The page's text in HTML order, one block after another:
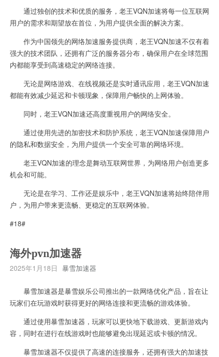
通过独创的技术和优质的服务，老王VQN加速将每一位互联网
用户的需求和期望放在首位，为用户提供全面的解决方案。
作为中国领先的网络加速服务提供商，老王VQN加速不仅有着
强大的技术团队，还拥有广泛的服务器分布，确保用户在全球范围
内都能享受到高速稳定的网络连接。
无论是网络游戏、在线视频还是实时通讯应用，老王VQN加速
都能有效减少延迟和卡顿现象，保障用户畅快的上网体验。
同时，老王VQN加速还高度重视用户的网络安全。
通过使用先进的加密技术和防护系统，老王VQN加速保障用户
的隐私和数据安全，为用户提供一个安全可靠的网络环境。
老王VQN加速的理念是舞动互联网世界，为网络用户创造更多
机会和可能。
无论是在学习、工作还是娱乐中，老王VQN加速将始终陪伴用
户，为用户带来更流畅、更稳定的互联网体验。
#18#
海外pvn加速器
2025年1月18日 暴雪加速器
暴雪加速器是暴雪娱乐公司推出的一款网络优化产品，旨在让
玩家们在玩游戏时获得更好的网络连接和更流畅的游戏体验。
通过使用暴雪加速器，玩家可以更快地下载游戏、更新游戏内
容，同时在进行在线游戏时也能够避免出现延迟或卡顿的情况。
暴雪加速器不仅提供了高速的连接服务，还拥有强大的加速技